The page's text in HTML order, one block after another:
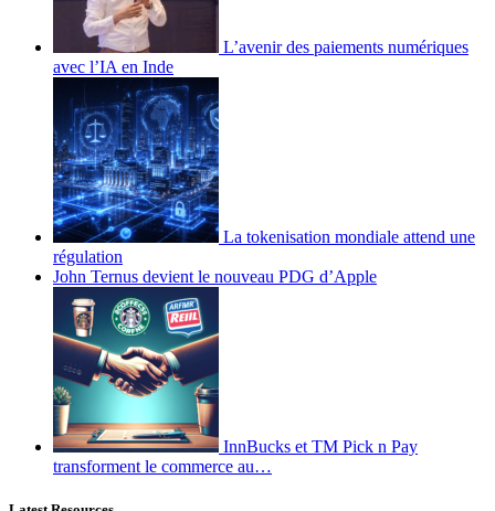
L’avenir des paiements numériques
avec l’IA en Inde
La tokenisation mondiale attend une
régulation
John Ternus devient le nouveau PDG d’Apple
InnBucks et TM Pick n Pay
transforment le commerce au…